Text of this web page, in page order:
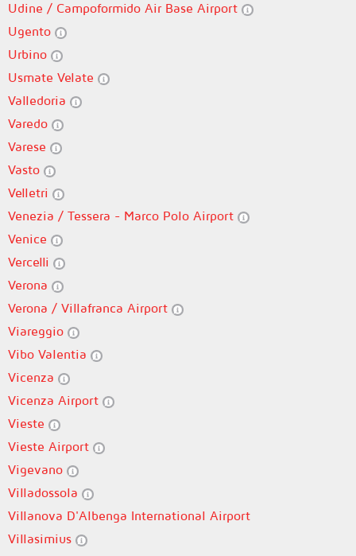
Udine / Campoformido Air Base Airport
Ugento
Urbino
Usmate Velate
Valledoria
Varedo
Varese
Vasto
Velletri
Venezia / Tessera - Marco Polo Airport
Venice
Vercelli
Verona
Verona / Villafranca Airport
Viareggio
Vibo Valentia
Vicenza
Vicenza Airport
Vieste
Vieste Airport
Vigevano
Villadossola
Villanova D'Albenga International Airport
Villasimius